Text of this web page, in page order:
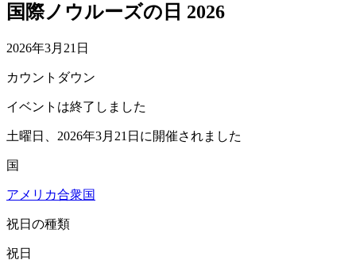
国際ノウルーズの日 2026
2026年3月21日
カウントダウン
イベントは終了しました
土曜日、2026年3月21日に開催されました
国
アメリカ合衆国
祝日の種類
祝日